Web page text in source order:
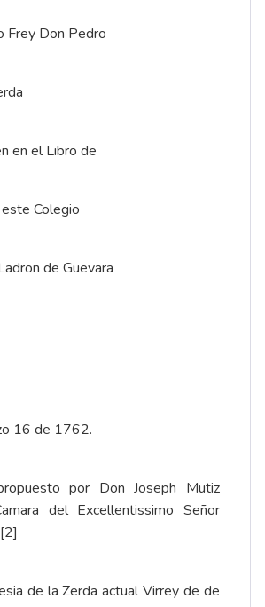
Frey Don Pedro
en el Libro de
Colegio
de Guevara
16 de 1762.
por Don Joseph Mutiz
del Excellentissimo Señor
[2]
de la Zerda actual Virrey de de